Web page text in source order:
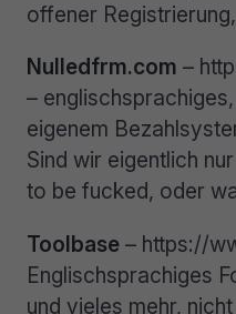
offener
Nulledfrm.com –
–
eigenem
Sind wir eigentlich
to be fucked, oder
Toolbase – https://
Englischsprachiges
und vieles mehr,